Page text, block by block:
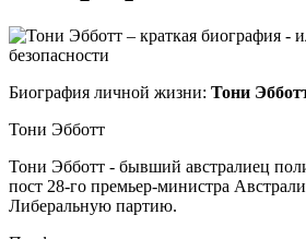
Биография личной жизни: Тони
Тони Эбботт
Тони Эбботт - бывший австралиец
пост 28-го премьер-министра
Либеральную партию.